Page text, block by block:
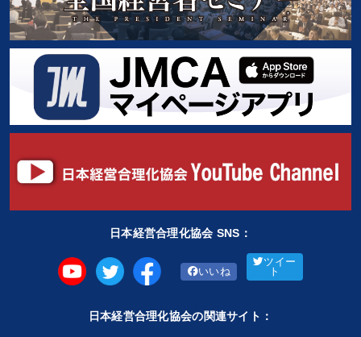
日本経営合理化協会 SNS：
いいね
ツイー
ト
日本経営合理化協会の関連サイト：